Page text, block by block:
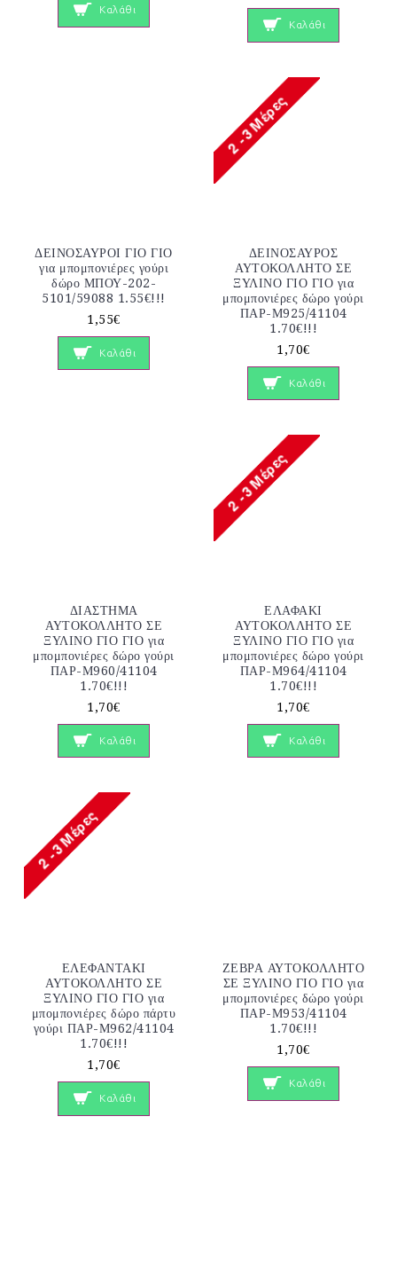
Καλάθι
Καλάθι
ΔΕΙΝΟΣΑΥΡΟΙ ΓΙΟ ΓΙΟ
για μπομπονιέρες γούρι
δώρο ΜΠΟΥ-202-
5101/59088 1.55€!!!
1,55€
Καλάθι
ΔΕΙΝΟΣΑΥΡΟΣ
ΑΥΤΟΚΟΛΛΗΤΟ ΣΕ
ΞΥΛΙΝΟ ΓΙΟ ΓΙΟ για
μπομπονιέρες δώρο γούρι
ΠΑΡ-Μ925/41104
1.70€!!!
1,70€
Καλάθι
ΔΙΑΣΤΗΜΑ
ΑΥΤΟΚΟΛΛΗΤΟ ΣΕ
ΞΥΛΙΝΟ ΓΙΟ ΓΙΟ για
μπομπονιέρες δώρο γούρι
ΠΑΡ-Μ960/41104
1.70€!!!
1,70€
Καλάθι
ΕΛΑΦΑΚΙ
ΑΥΤΟΚΟΛΛΗΤΟ ΣΕ
ΞΥΛΙΝΟ ΓΙΟ ΓΙΟ για
μπομπονιέρες δώρο γούρι
ΠΑΡ-Μ964/41104
1.70€!!!
1,70€
Καλάθι
ΕΛΕΦΑΝΤΑΚΙ
ΑΥΤΟΚΟΛΛΗΤΟ ΣΕ
ΞΥΛΙΝΟ ΓΙΟ ΓΙΟ για
μπομπονιέρες δώρο πάρτυ
γούρι ΠΑΡ-Μ962/41104
1.70€!!!
1,70€
Καλάθι
ΖΕΒΡΑ ΑΥΤΟΚΟΛΛΗΤΟ
ΣΕ ΞΥΛΙΝΟ ΓΙΟ ΓΙΟ για
μπομπονιέρες δώρο γούρι
ΠΑΡ-Μ953/41104
1.70€!!!
1,70€
Καλάθι